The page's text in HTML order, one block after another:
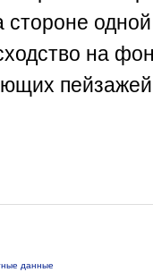
стороне
на
данные